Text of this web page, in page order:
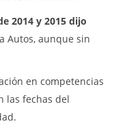
2014 y 2015 dijo
Autos, aunque sin
en competencias
las fechas del